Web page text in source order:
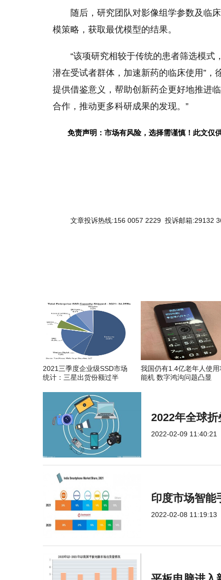
随后，研究团队对影像组学参数及临
模策略，获取最优模型的结果。
“该项研究相较于传统的患者筛选模
潜在受试者群体，加速新药的临床使用”，
提供借鉴意义，帮助创新药企更好地推进
合作，推动更多科研成果的发现。”
免责声明：市场有风险，选择需谨慎！此文仅
文章投诉热线:156 0057 2229 投诉邮箱:29132
2021三季度企业级SSD市场
统计：三星出货份额过半
我国仍有1.4亿老年人使用
能机 数字鸿沟问题凸显
2022年全球
2022-02-09 11:40:21
印度市场智能
2022-02-08 11:19:13